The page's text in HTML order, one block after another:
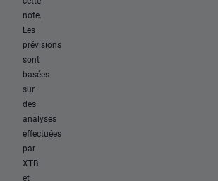
note.
Les
prévisions
sont
basées
sur
des
analyses
effectuées
par
XTB
et